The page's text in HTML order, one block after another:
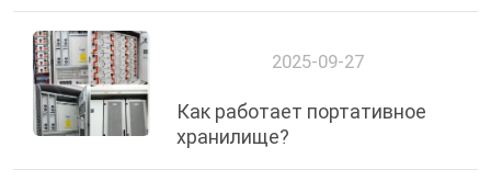
2025-09-27
Как работает портативное
хранилище?